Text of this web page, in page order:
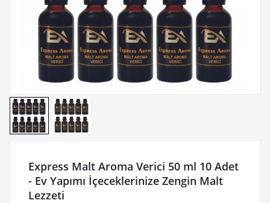
Express Malt Aroma Verici 50 ml 10 Adet
- Ev Yapımı İçeceklerinize Zengin Malt
Lezzeti